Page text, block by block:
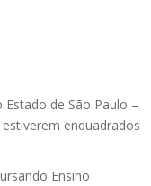
de São Paulo –
enquadrados
Ensino